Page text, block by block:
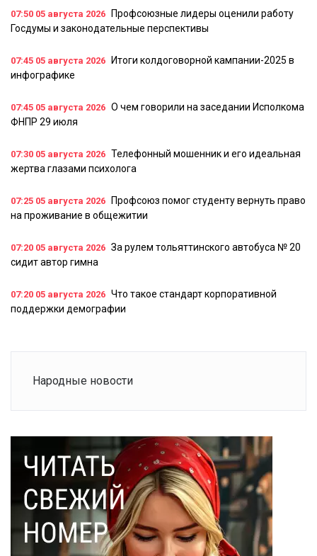
07:50 05 августа 2026
Профсоюзные лидеры оценили работу
Госдумы и законодательные перспективы
07:45 05 августа 2026
Итоги колдоговорной кампании-2025 в
инфографике
07:45 05 августа 2026 О чем говорили на заседании Исполкома
ФНПР 29 июля
07:30 05 августа 2026 Телефонный мошенник и его идеальная
жертва глазами психолога
07:25 05 августа 2026
Профсоюз помог студенту вернуть право
на проживание в общежитии
07:20 05 августа 2026 За рулем тольяттинского автобуса № 20
сидит автор гимна
07:20 05 августа 2026 Что такое стандарт корпоративной
поддержки демографии
Народные новости